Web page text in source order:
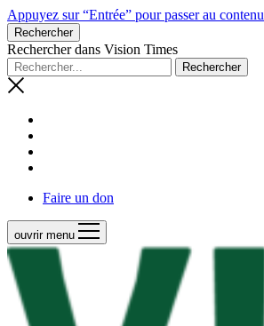
Appuyez sur “Entrée” pour passer au contenu
Rechercher
Rechercher dans Vision Times
Faire un don
ouvrir menu